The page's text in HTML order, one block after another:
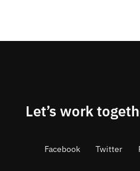
Let’s work
Facebook Twitter